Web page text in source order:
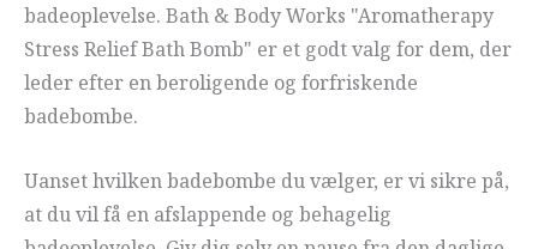
badeoplevelse. Bath & Body Works "Aromatherapy
Stress Relief Bath Bomb" er et godt valg for dem, der
leder efter en beroligende og forfriskende
badebombe.
Uanset hvilken badebombe du vælger, er vi sikre på,
at du vil få en afslappende og behagelig